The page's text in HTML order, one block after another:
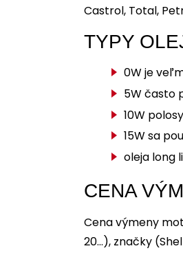
Castrol, Total,
TYPY
0W je
5W často
10W
15W sa
oleja long
CENA
Cena výmeny
20…), značky